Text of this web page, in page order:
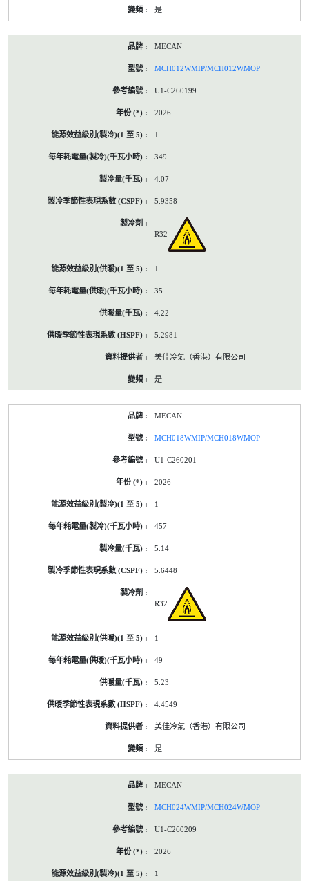
是
MECAN
MCH012WMIP/MCH012WMOP
U1-C260199
2026
1
349
4.07
5.9358
R32
1
35
4.22
5.2981
美佳冷氣（香港）有限公司
是
MECAN
MCH018WMIP/MCH018WMOP
U1-C260201
2026
1
457
5.14
5.6448
R32
1
49
5.23
4.4549
美佳冷氣（香港）有限公司
是
MECAN
MCH024WMIP/MCH024WMOP
U1-C260209
2026
1